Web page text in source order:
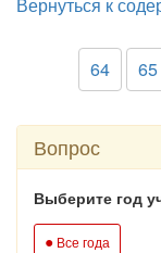
64 65
Вопрос
Выберите год
● Все года